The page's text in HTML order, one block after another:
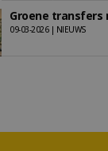
Groene transfers
09-03-2026 | NIEUWS